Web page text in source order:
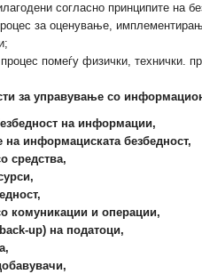
согласно принципите на
за оценување,
помеѓу физички, технички.
за управување со
на информации,
на информациската безбедност,
средства,
комуникации и операции,
up) на податоци,